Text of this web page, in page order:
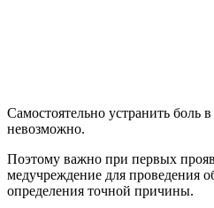
Самостоятельно устранить боль
невозможно.
Поэтому важно при первых
медучреждение для проведения
определения точной причины.